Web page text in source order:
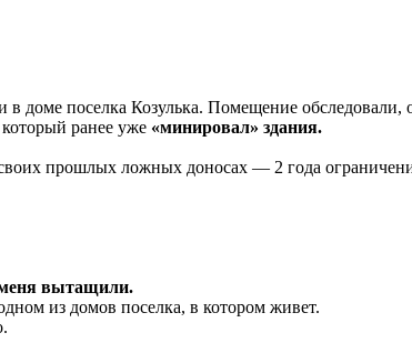
поселка Козулька. Помещение
ранее уже «минировал» здания.
прошлых ложных доносах — 2 года
меня вытащили.
из домов поселка, в котором живет.